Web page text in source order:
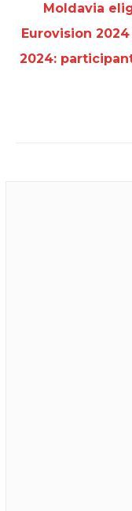
Moldavia
Eurovision
2024: